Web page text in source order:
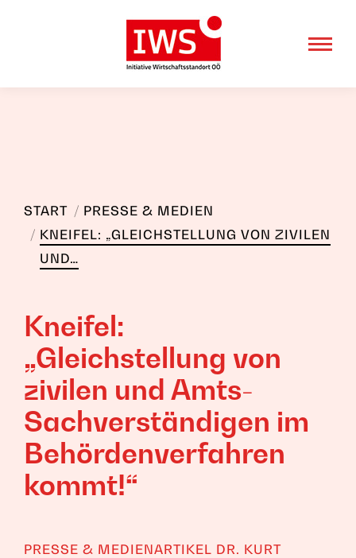
Kneifel:
„Gleichstellung von
zivilen und Amts-
Sachverständigen im
Behördenverfahren
kommt!“
START
PRESSE & MEDIEN
KNEIFEL: „GLEICHSTELLUNG VON ZIVILEN
UND…
PRESSE & MEDIENARTIKEL DR. KURT